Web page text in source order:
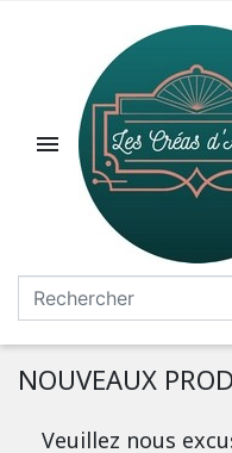

NOUVEAUX
Veuillez nous